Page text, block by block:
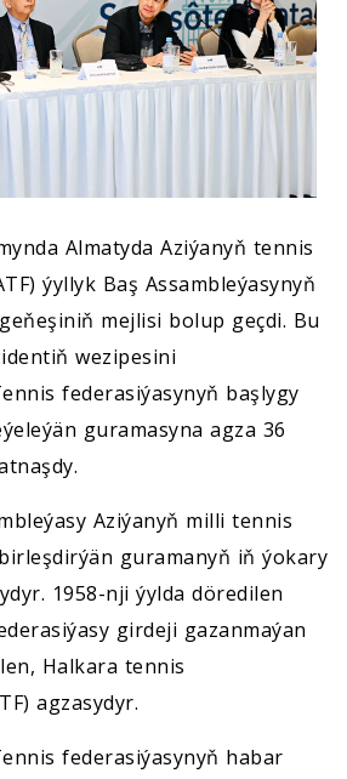
Almatyda Aziýanyň tennis
ýyllyk Baş Assambleýasynyň
mejlisi bolup geçdi. Bu
wezipesini
federasiýasynyň başlygy
guramasyna agza 36
Aziýanyň milli tennis
guramanyň iň ýokary
1958-nji ýylda döredilen
girdeji gazanmaýan
Halkara tennis
agzasydyr.
federasiýasynyň habar